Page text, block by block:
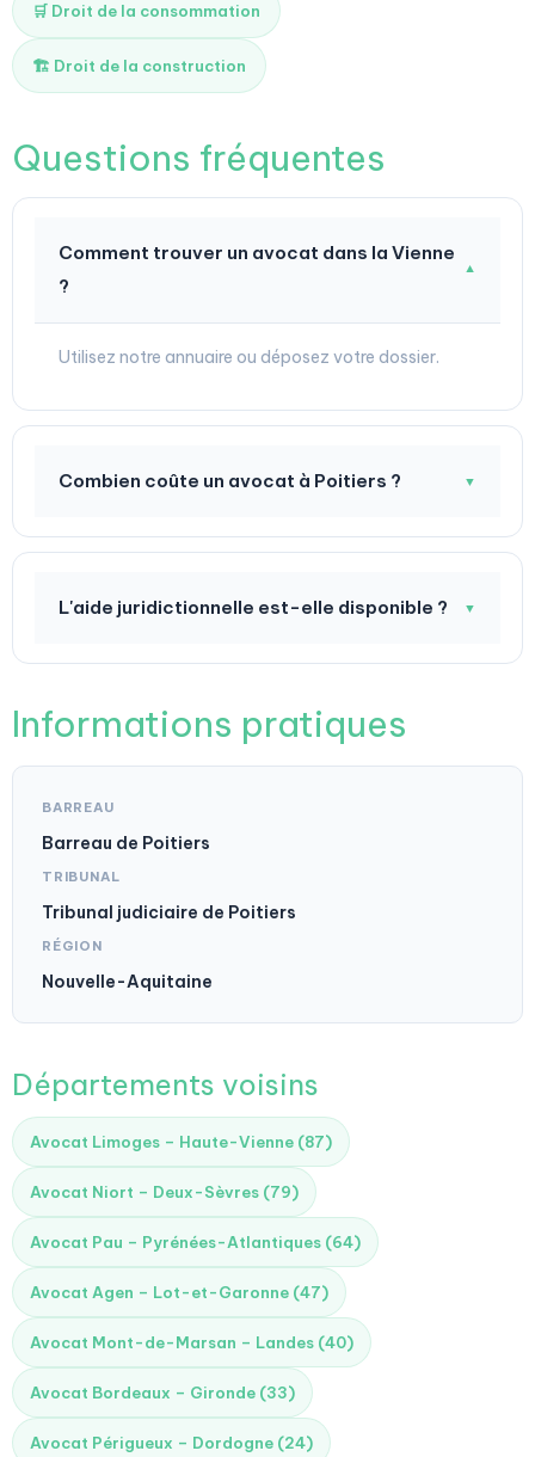
🛒 Droit de la consommation
🏗️ Droit de la construction
Questions fréquentes
Comment trouver un avocat dans la Vienne
?
▼
Utilisez notre annuaire ou déposez votre dossier.
Combien coûte un avocat à Poitiers ? ▼
L'aide juridictionnelle est-elle disponible ? ▼
Informations pratiques
BARREAU
Barreau de Poitiers
TRIBUNAL
Tribunal judiciaire de Poitiers
RÉGION
Nouvelle-Aquitaine
Départements voisins
Avocat Limoges – Haute-Vienne (87)
Avocat Niort – Deux-Sèvres (79)
Avocat Pau – Pyrénées-Atlantiques (64)
Avocat Agen – Lot-et-Garonne (47)
Avocat Mont-de-Marsan – Landes (40)
Avocat Bordeaux – Gironde (33)
Avocat Périgueux – Dordogne (24)